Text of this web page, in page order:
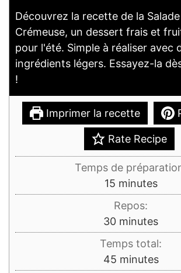
Découvrez la recette de la
Crémeuse, un dessert frais et
pour l'été. Simple à réaliser avec
ingrédients légers. Essayez-la
!
Imprimer la recette
Rate Recipe
Temps de
15minutes
minutes
Repos:
30minutes
minutes
Temps total:
45minutes
minutes